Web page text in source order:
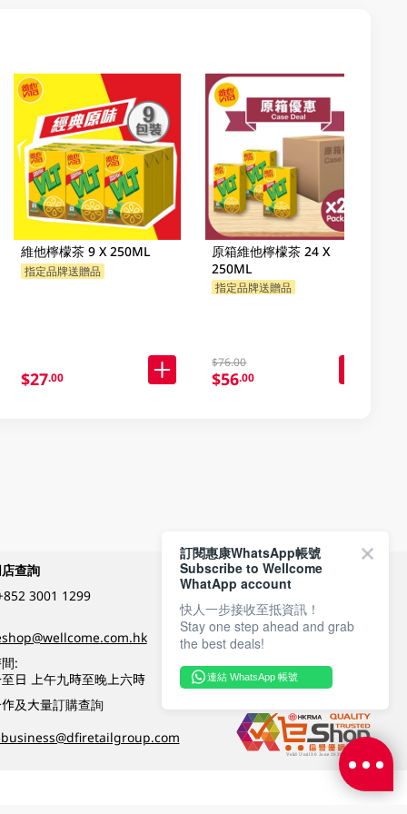
維他檸檬茶 9 X 250ML
指定品牌送贈品
$27.00
原箱維他檸檬茶 24 X
250ML
指定品牌送贈品
$76.00
$56.00
查詢
3001 1299
:
日 上午九時至晚上六時
及大量訂購查詢
付款方式
關注我們
訂閱惠康WhatsApp帳號
Subscribe to Wellcome
WhatApp account
快人一步接收至抵資訊！
Stay one step ahead and grab
the best deals!
連結 WhatsApp 帳號